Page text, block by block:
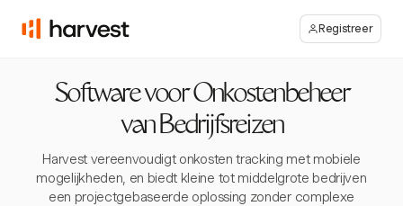
Registreer
Software voor Onkostenbeheer
van Bedrijfsreizen
Harvest vereenvoudigt onkosten tracking met mobiele
mogelijkheden, en biedt kleine tot middelgrote bedrijven
een projectgebaseerde oplossing zonder complexe